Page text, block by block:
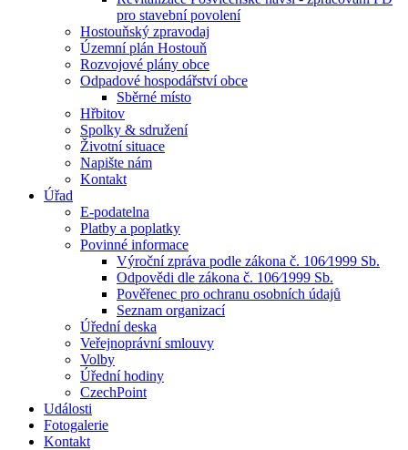
pro stavební povolení
Hostouňský zpravodaj
Územní plán Hostouň
Rozvojové plány obce
Odpadové hospodářství obce
Sběrné místo
Hřbitov
Spolky & sdružení
Životní situace
Napište nám
Kontakt
Úřad
E-podatelna
Platby a poplatky
Povinné informace
Výroční zpráva podle zákona č. 106⁄1999 Sb.
Odpovědi dle zákona č. 106⁄1999 Sb.
Pověřenec pro ochranu osobních údajů
Seznam organizací
Úřední deska
Veřejnoprávní smlouvy
Volby
Úřední hodiny
CzechPoint
Události
Fotogalerie
Kontakt